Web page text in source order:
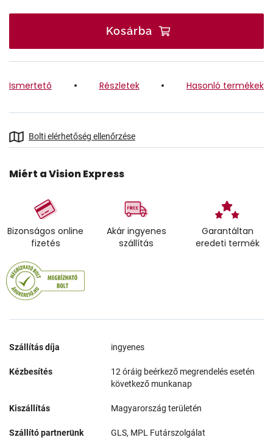
Kosárba
Ismertető Részletek Hasonló termékek
Bolti elérhetőség ellenőrzése
Miért a Vision Express
Bizonságos online
fizetés
Akár ingyenes
szállítás
Garantáltan
eredeti termék
Szállítás díja ingyenes
Kézbesítés
12 óráig beérkező megrendelés esetén
következő munkanap
Kiszállítás Magyarország területén
Szállító partnerünk GLS, MPL Futárszolgálat